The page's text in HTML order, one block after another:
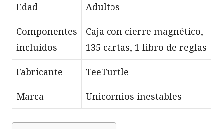
Edad Adultos
Componentes
incluidos
Caja con cierre magnético,
135 cartas, 1 libro de reglas
Fabricante TeeTurtle
Marca Unicornios inestables